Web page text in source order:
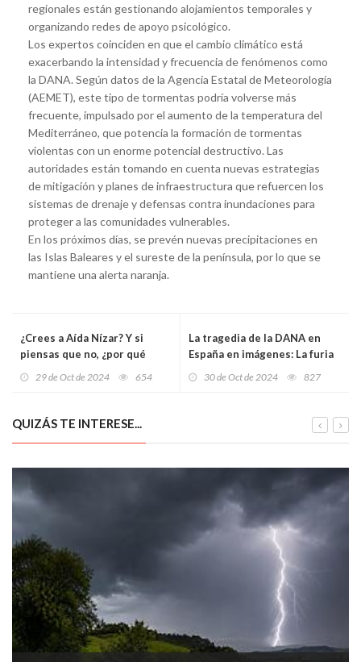
regionales están gestionando alojamientos temporales y
organizando redes de apoyo psicológico.
Los expertos coinciden en que el cambio climático está
exacerbando la intensidad y frecuencia de fenómenos como
la DANA. Según datos de la Agencia Estatal de Meteorología
(AEMET), este tipo de tormentas podría volverse más
frecuente, impulsado por el aumento de la temperatura del
Mediterráneo, que potencia la formación de tormentas
violentas con un enorme potencial destructivo. Las
autoridades están tomando en cuenta nuevas estrategias
de mitigación y planes de infraestructura que refuercen los
sistemas de drenaje y defensas contra inundaciones para
proteger a las comunidades vulnerables.
En los próximos días, se prevén nuevas precipitaciones en
las Islas Baleares y el sureste de la península, por lo que se
mantiene una alerta naranja.
¿Crees a Aída Nízar? Y si
piensas que no, ¿por qué
29 de Oct de 2024 654
La tragedia de la DANA en
España en imágenes: La furia
30 de Oct de 2024 827
QUIZÁS TE INTERESE...